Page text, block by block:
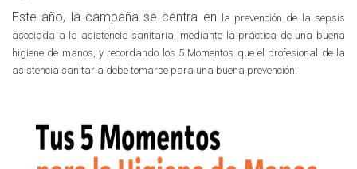
Este año, la campaña se centra en
la prevención de la sepsis
asociada a la asistencia sanitaria, mediante la práctica de una buena
higiene de manos, y recordando los 5 Momentos que el profesional de la
asistencia sanitaria debe tomarse para una buena prevención: